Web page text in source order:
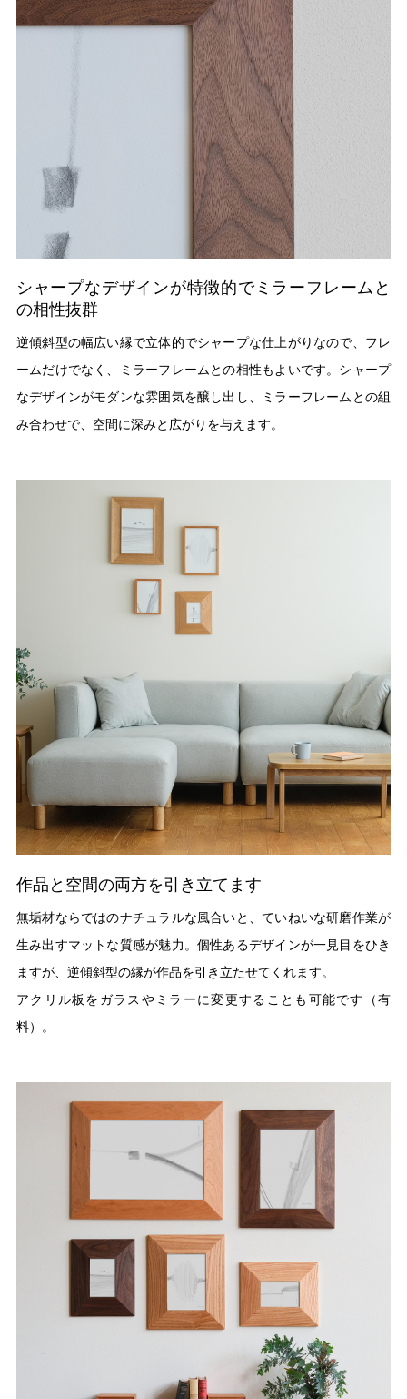
シャープなデザインが特徴的でミラーフレームと
の相性抜群
逆傾斜型の幅広い縁で立体的でシャープな仕上がりなので、フレ
ームだけでなく、ミラーフレームとの相性もよいです。シャープ
なデザインがモダンな雰囲気を醸し出し、ミラーフレームとの組
み合わせで、空間に深みと広がりを与えます。
作品と空間の両方を引き立てます
無垢材ならではのナチュラルな風合いと、ていねいな研磨作業が
生み出すマットな質感が魅力。個性あるデザインが一見目をひき
ますが、逆傾斜型の縁が作品を引き立たせてくれます。
アクリル板をガラスやミラーに変更することも可能です（有
料）。